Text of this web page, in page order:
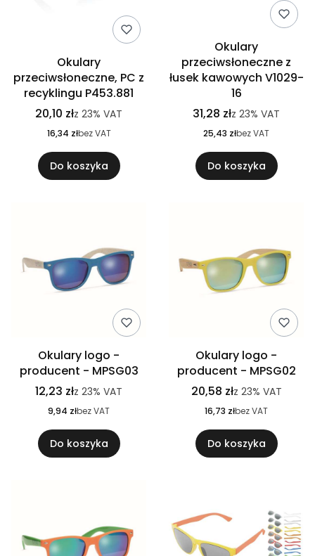
Okulary
przeciwsłoneczne, PC z
recyklingu P453.881
20,10 złz 23% VAT
16,34 złbez VAT
Do koszyka
Okulary
przeciwsłoneczne z
łusek kawowych V1029-
16
31,28 złz 23% VAT
25,43 złbez VAT
Do koszyka
Okulary logo -
producent - MPSG03
12,23 złz 23% VAT
9,94 złbez VAT
Do koszyka
Okulary logo -
producent - MPSG02
20,58 złz 23% VAT
16,73 złbez VAT
Do koszyka